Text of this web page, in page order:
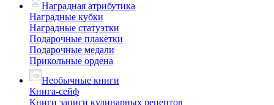
Наградная атрибутика
Наградные кубки
Наградные статуэтки
Подарочные плакетки
Подарочные медали
Прикольные ордена
Необычные книги
Книга-сейф
Книги записи кулинарных рецептов